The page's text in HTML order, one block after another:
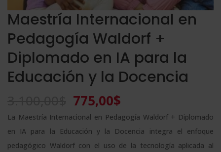
Maestría Internacional en
Pedagogía Waldorf +
Diplomado en IA para la
Educación y la Docencia
El
precio
original
era:
775,00$
precio
actual
es:
La Maestría Internacional en Pedagogía Waldorf + Diplomado
en IA para la Educación y la Docencia integra el enfoque
pedagógico Waldorf con el uso de la tecnología aplicada al